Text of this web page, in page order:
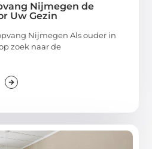
Nijmegen de
Uw Gezin
Nijmegen Als ouder in
zoek naar de